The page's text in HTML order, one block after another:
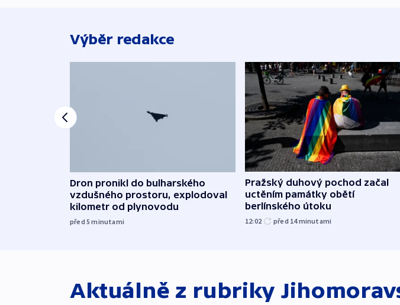
Výběr redakce
Dron pronikl do bulharského
vzdušného prostoru, explodoval
kilometr od plynovodu
před 5minutami
Pražský duhový pochod začal
uctěním památky obětí
berlínského útoku
12:02 před 14minutami
Aktuálně z rubriky